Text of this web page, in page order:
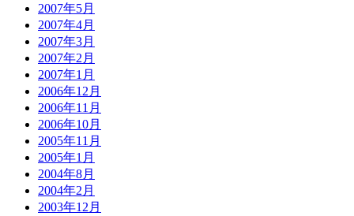
2007年5月
2007年4月
2007年3月
2007年2月
2007年1月
2006年12月
2006年11月
2006年10月
2005年11月
2005年1月
2004年8月
2004年2月
2003年12月